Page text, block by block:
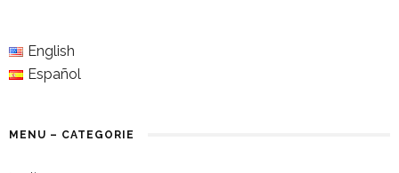
English
Español
MENU – CATEGORIE